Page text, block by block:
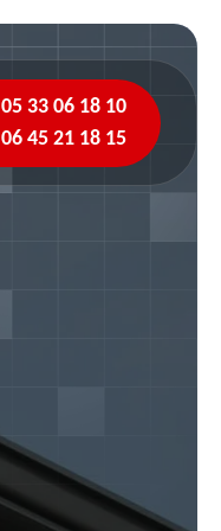
05 33 06 18 10
06 45 21 18 15